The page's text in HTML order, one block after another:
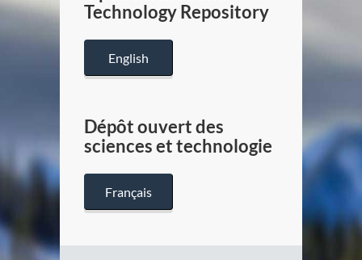
Canada
Technology Repository
English
Dépôt ouvert des
sciences et technologie
Français